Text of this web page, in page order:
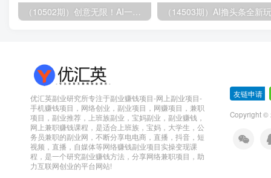
优汇英副业研究所专注于副业赚钱项目-网上副业项目-
手机赚钱项目，网络创业，副业项目，网赚项目，兼职
项目，副业推荐，上班族副业，宝妈副业，副业赚钱，
网上兼职赚钱课程，是适合上班族，宝妈，大学生，公
务员兼职的副业网，不断分享电电商，直播，抖音，短
视频，直播，自媒体等网络赚钱副业项目实操变现课
程，是一个研究副业赚钱方法，分享网络兼职项目，助
力互联网创业的平台网站!
友链申请
Copyright ©